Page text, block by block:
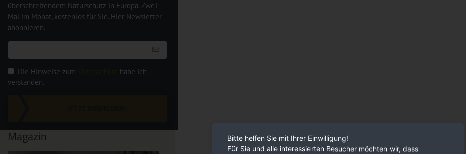
überschreitendem Naturschutz in Europa. Zwei
Mal im Monat, kostenlos für Sie. Hier Newsletter
abonnieren.
Die Hinweise zum
habe ich
verstanden.
Magazin
Bitte helfen Sie mit Ihrer Einwilligung!
Für Sie und alle interessierten Besucher möchten wir, dass